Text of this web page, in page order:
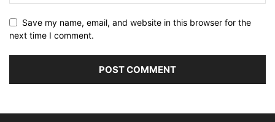
Save my name, email, and website in this browser for the
next time I comment.